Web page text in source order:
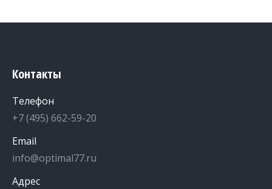
Контакты
Телефон
+7 (495) 662-59-20
Email
info@optimal77.ru
Адрес